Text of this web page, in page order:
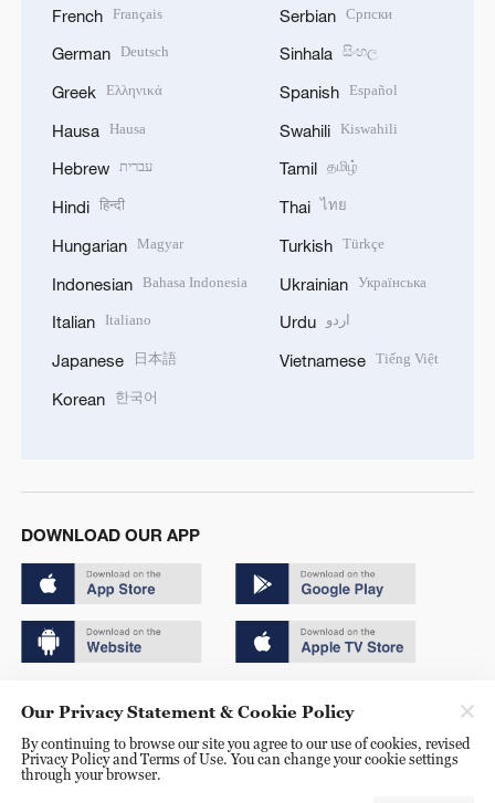
French Français
German Deutsch
Greek Ελληνικά
Hausa Hausa
Hebrew עברית
Hindi हिन्दी
Hungarian Magyar
Indonesian Bahasa Indonesia
Italian Italiano
Japanese 日本語
Korean 한국어
Serbian Српски
Sinhala සිංහල
Spanish Español
Swahili Kiswahili
Tamil தமிழ்
Thai ไทย
Turkish Türkçe
Ukrainian Українська
Urdu اردو
Vietnamese Tiếng Việt
DOWNLOAD OUR APP
京ICP备20000184号
京公网安备 11010502050052号
Our Privacy Statement & Cookie Policy
By continuing to browse our site you agree to our use of cookies, revised
Privacy Policy and Terms of Use. You can change your cookie settings
through your browser.